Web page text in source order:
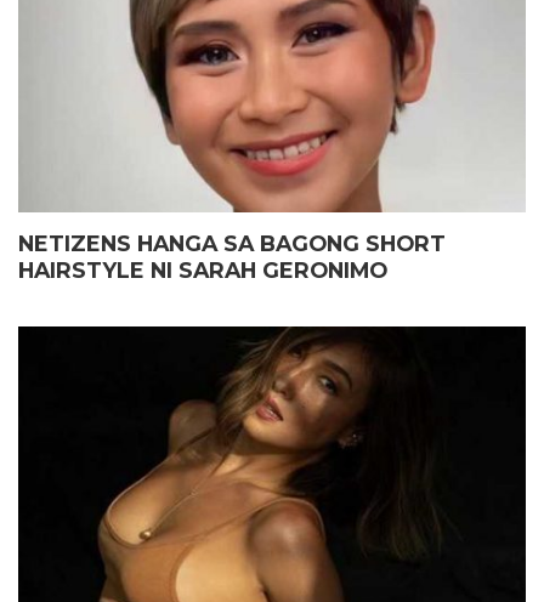
NETIZENS HANGA SA BAGONG SHORT
HAIRSTYLE NI SARAH GERONIMO